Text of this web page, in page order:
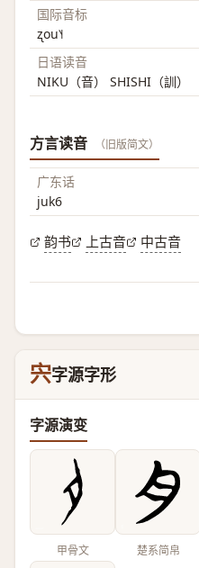
国际音标
ʐou˥˧
日语读音
NIKU（音） SHISHI（訓）
方言读音 （旧版简文）
广东话
juk6
韵书 上古音 中古音
宍字源字形
字源演变
甲骨文 楚系简帛